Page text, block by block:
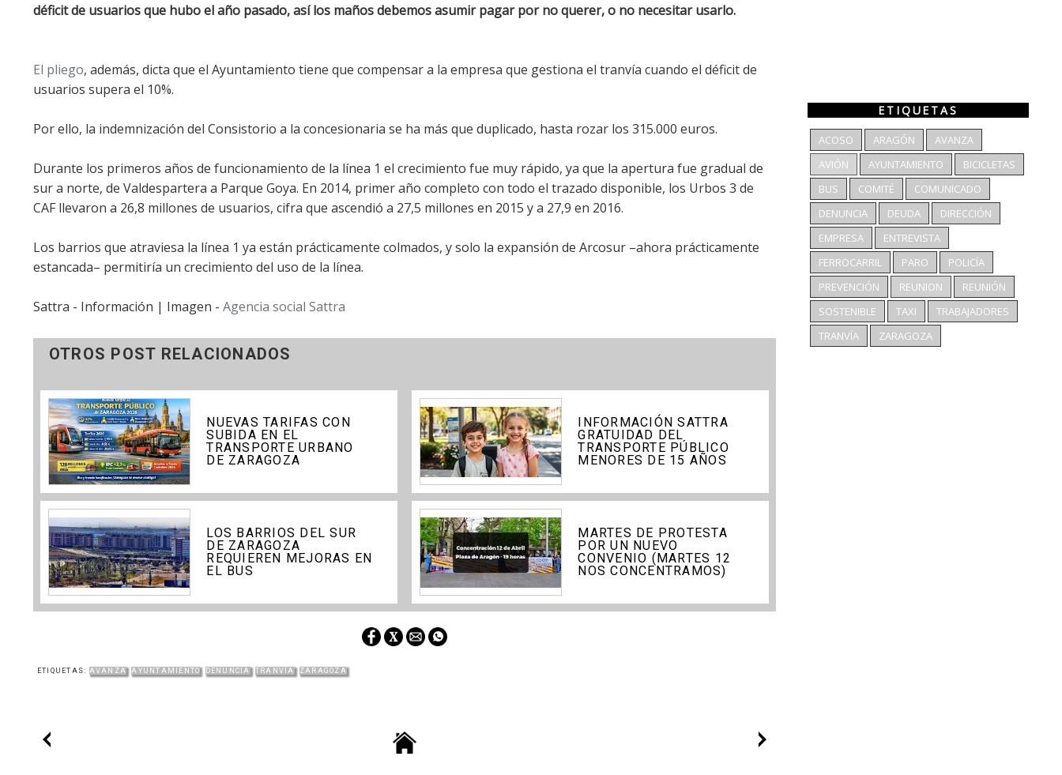
déficit de usuarios que hubo el año pasado, así los maños debemos asumir pagar por no querer, o no necesitar usarlo.
El pliego, además, dicta que el Ayuntamiento tiene que compensar a la empresa que gestiona el tranvía cuando el déficit de
usuarios supera el 10%.
Por ello, la indemnización del Consistorio a la concesionaria se ha más que duplicado, hasta rozar los 315.000 euros.
Durante los primeros años de funcionamiento de la línea 1 el crecimiento fue muy rápido, ya que la apertura fue gradual de
sur a norte, de Valdespartera a Parque Goya. En 2014, primer año completo con todo el trazado disponible, los Urbos 3 de
CAF llevaron a 26,8 millones de usuarios, cifra que ascendió a 27,5 millones en 2015 y a 27,9 en 2016.
Los barrios que atraviesa la línea 1 ya están prácticamente colmados, y solo la expansión de Arcosur –ahora prácticamente
estancada– permitiría un crecimiento del uso de la línea.
Sattra - Información | Imagen - Agencia social Sattra
OTROS POST RELACIONADOS
NUEVAS TARIFAS CON
SUBIDA EN EL
TRANSPORTE URBANO
DE ZARAGOZA
INFORMACIÓN SATTRA
GRATUIDAD DEL
TRANSPORTE PÚBLICO
MENORES DE 15 AÑOS
LOS BARRIOS DEL SUR
DE ZARAGOZA
REQUIEREN MEJORAS EN
EL BUS
MARTES DE PROTESTA
POR UN NUEVO
CONVENIO (MARTES 12
NOS CONCENTRAMOS)
ETIQUETAS: AVANZA AYUNTAMIENTO DENUNCIA TRANVÍA ZARAGOZA
ETIQUETAS
ACOSO ARAGÓN
AVANZA
AVIÓN
AYUNTAMIENTO
BICICLETAS
BUS
COMITÉ
COMUNICADO
DENUNCIA
DEUDA
DIRECCIÓN
EMPRESA
ENTREVISTA
FERROCARRIL
PARO
POLICÍA
PREVENCIÓN
REUNION
REUNIÓN
SOSTENIBLE
TAXI
TRABAJADORES
TRANVÍA
ZARAGOZA